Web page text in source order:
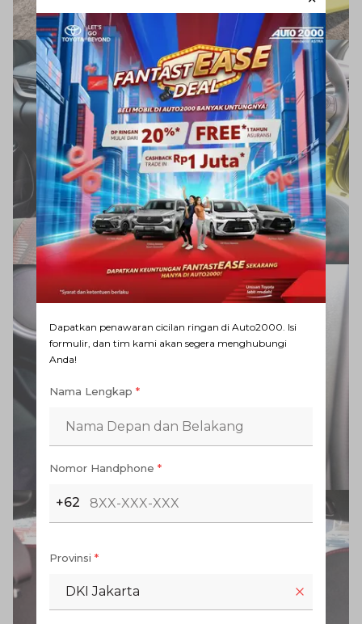
Dapatkan penawaran cicilan ringan di Auto2000. Isi
formulir, dan tim kami akan segera menghubungi
Anda!
Nama Lengkap *
Nomor Handphone *
+62
Provinsi *
DKI Jakarta